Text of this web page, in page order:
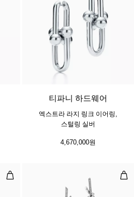
티파니 하드웨어
엑스트라 라지 링크 이어링,
스털링 실버
4,670,000원
라지 링크 이어링, 화이트 골드, 파드